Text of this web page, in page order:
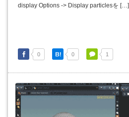
display Options -> Display particlesを […]
0 0 1